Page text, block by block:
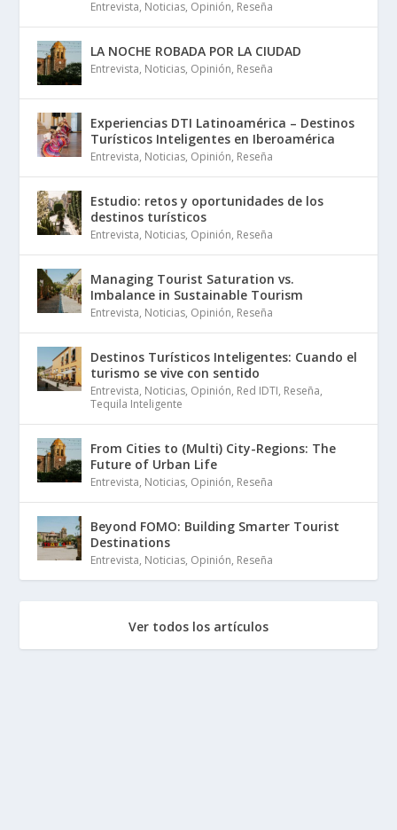
Entrevista, Noticias, Opinión, Reseña
LA NOCHE ROBADA POR LA CIUDAD
Entrevista, Noticias, Opinión, Reseña
Experiencias DTI Latinoamérica – Destinos
Turísticos Inteligentes en Iberoamérica
Entrevista, Noticias, Opinión, Reseña
Estudio: retos y oportunidades de los
destinos turísticos
Entrevista, Noticias, Opinión, Reseña
Managing Tourist Saturation vs.
Imbalance in Sustainable Tourism
Entrevista, Noticias, Opinión, Reseña
Destinos Turísticos Inteligentes: Cuando el
turismo se vive con sentido
Entrevista, Noticias, Opinión, Red IDTI, Reseña,
Tequila Inteligente
From Cities to (Multi) City-Regions: The
Future of Urban Life
Entrevista, Noticias, Opinión, Reseña
Beyond FOMO: Building Smarter Tourist
Destinations
Entrevista, Noticias, Opinión, Reseña
Ver todos los artículos